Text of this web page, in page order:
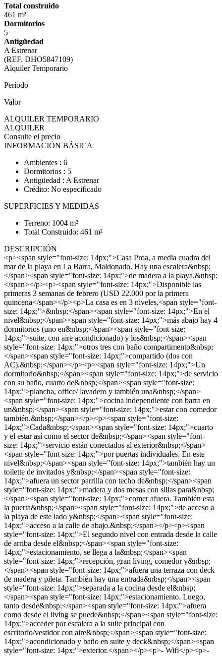
Total construido
461 m²
Dormitorios
5
Antigüedad
A Estrenar
(REF. DHO5847109)
Alquiler Temporario
Período
Valor
ALQUILER TEMPORARIO
ALQUILER
Consulte el precio
INFORMACIÓN BÁSICA
Ambientes : 6
Dormitorios : 5
Antigüedad : A Estrenar
Crédito: No especificado
SUPERFICIES Y MEDIDAS
Terreno: 1004 m²
Total Construido: 461 m²
DESCRIPCIÓN
<p><span style="font-size: 14px;">Casa Proa, a media cuadra del
mar de la playa en La Barra, Maldonado. Hay una escalera&nbsp;
</span><span style="font-size: 14px;">de madera a la playa.&nbsp;
</span></p><p><span style="font-size: 14px;">Disponible las
primeras 3 semanas de febrero (USD 22.000 por la primera
quincena</span></p><p>La casa es en 3 niveles,<span style="font-
size: 14px;">&nbsp;</span><span style="font-size: 14px;">En el
nivel&nbsp;</span><span style="font-size: 14px;">más abajo hay 4
dormitorios (uno en&nbsp;</span><span style="font-size:
14px;">suite, con aire acondicionado) y los&nbsp;</span><span
style="font-size: 14px;">otros tres con baño compartimento&nbsp;
</span><span style="font-size: 14px;">compartido (dos con
AC).&nbsp;</span></p><p><span style="font-size: 14px;">Un
dormitorio&nbsp;</span><span style="font-size: 14px;">de servicio
con su baño, cuarto de&nbsp;</span><span style="font-size:
14px;">plancha, office/ lavadero y también una&nbsp;</span>
<span style="font-size: 14px;">cocina independiente con barra en
un&nbsp;</span><span style="font-size: 14px;">estar con comedor
también.&nbsp;</span></p><p><span style="font-size:
14px;">Cada&nbsp;</span><span style="font-size: 14px;">cuarto
y el estar así como el sector de&nbsp;</span><span style="font-
size: 14px;">servicio están conectados al exterior&nbsp;</span>
<span style="font-size: 14px;">por puertas individuales. En este
nivel&nbsp;</span><span style="font-size: 14px;">también hay un
toilette de invitados y&nbsp;</span><span style="font-size:
14px;">afuera un sector parrilla con techo de&nbsp;</span><span
style="font-size: 14px;">madera y dos mesas con sillas para&nbsp;
</span><span style="font-size: 14px;">comer afuera. También esta
la puerta&nbsp;</span><span style="font-size: 14px;">de acceso a
la playa de este lado y&nbsp;</span><span style="font-size:
14px;">acceso a la calle de abajo.&nbsp;</span></p><p><span
style="font-size: 14px;">El segundo nivel con entrada desde la calle
de arriba desde el&nbsp;</span><span style="font-size:
14px;">estacionamiento, se llega a la&nbsp;</span><span
style="font-size: 14px;">recepción, gran living, comedor y&nbsp;
</span><span style="font-size: 14px;">afuera una terraza con deck
de madera y pileta. También hay una entrada&nbsp;</span><span
style="font-size: 14px;">separada a la cocina desde el&nbsp;
</span><span style="font-size: 14px;">estacionamiento. Luego,
tanto desde&nbsp;</span><span style="font-size: 14px;">afuera
como desde el living se puede&nbsp;</span><span style="font-size:
14px;">acceder por escalera a la suite principal con
escritorio/vestidor con aire&nbsp;</span><span style="font-size:
14px;">acondicionado y baño en suite y deck&nbsp;</span><span
style="font-size: 14px;">exterior.</span></p><p>- Wifi</p><p>-